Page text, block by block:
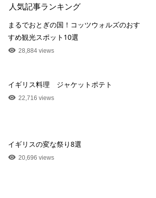
人気記事ランキング
まるでおとぎの国！コッツウォルズのおす
すめ観光スポット10選
28,884 views
イギリス料理 ジャケットポテト
22,716 views
イギリスの変な祭り8選
20,696 views